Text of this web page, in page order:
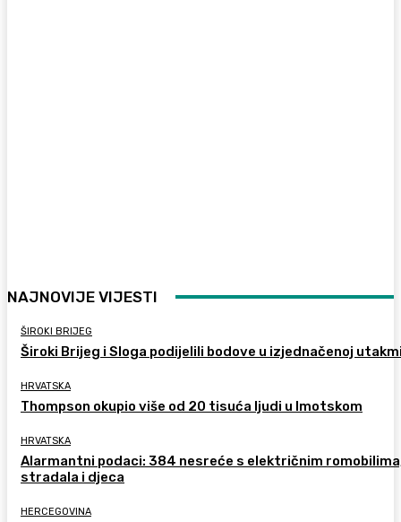
NAJNOVIJE VIJESTI
ŠIROKI BRIJEG
Široki Brijeg i Sloga podijelili bodove u izjednačenoj
HRVATSKA
Thompson okupio više od 20 tisuća ljudi u Imotskom
HRVATSKA
Alarmantni podaci: 384 nesreće s električnim
stradala i djeca
HERCEGOVINA